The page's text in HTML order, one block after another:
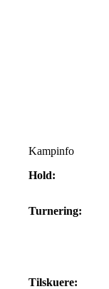
Kampinfo
Hold:
Turnering:
Tilskuere: